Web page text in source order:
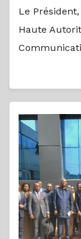
Le
Haute